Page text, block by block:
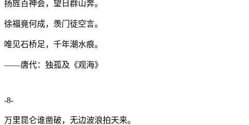
扬旌百神会，望日群山奔。
徐福竟何成，羡门徒空言。
唯见石桥足，千年潮水痕。
——唐代：独孤及《观海》
-8-
万里昆仑谁凿破，无边波浪拍天来。